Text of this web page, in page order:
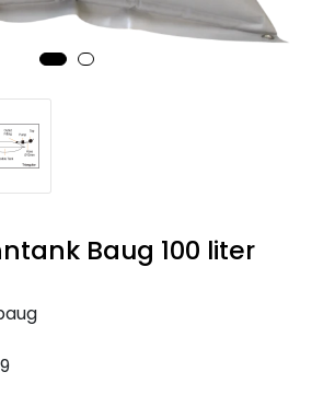
Baug 100 liter